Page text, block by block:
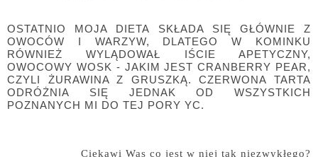
OSTATNIO MOJA DIETA SKŁADA SIĘ GŁÓWNIE Z
OWOCÓW I WARZYW, DLATEGO W KOMINKU
RÓWNIEŻ WYLĄDOWAŁ IŚCIE APETYCZNY,
OWOCOWY WOSK - JAKIM JEST CRANBERRY PEAR,
CZYLI ŻURAWINA Z GRUSZKĄ. CZERWONA TARTA
ODRÓŻNIA SIĘ JEDNAK OD WSZYSTKICH
POZNANYCH MI DO TEJ PORY YC.
Ciekawi Was co jest w niej tak niezwykłego?